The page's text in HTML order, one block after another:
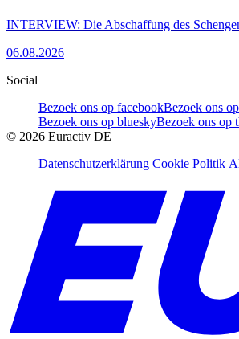
INTERVIEW: Die Abschaffung des
06.08.2026
Social
Bezoek ons op facebookBezoek ons
Bezoek ons op blueskyBezoek ons op
© 2026 Euractiv DE
Datenschutzerklärung Cookie Politik